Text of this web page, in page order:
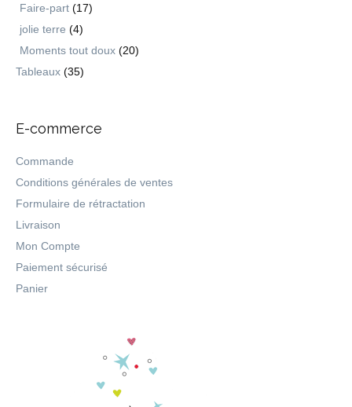
Faire-part (17)
jolie terre (4)
Moments tout doux (20)
Tableaux (35)
E-commerce
Commande
Conditions générales de ventes
Formulaire de rétractation
Livraison
Mon Compte
Paiement sécurisé
Panier